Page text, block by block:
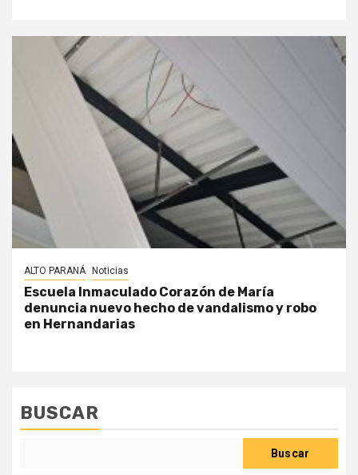
ALTO PARANÁ Noticias
Escuela Inmaculado Corazón de María
denuncia nuevo hecho de vandalismo y robo
en Hernandarias
BUSCAR
Buscar